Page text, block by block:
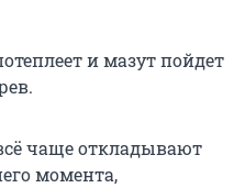
и мазут пойдет
чаще откладывают
момента,